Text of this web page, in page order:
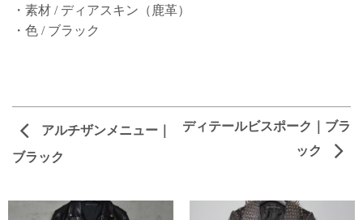
・素材 / ディアスキン（鹿革）
・色 / ブラック
アルチザンメニュー｜
ブラック
ディテールビスポーク｜ブラ
ック